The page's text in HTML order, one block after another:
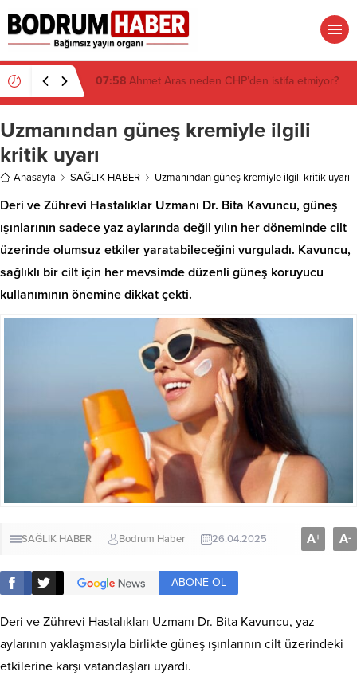
07:26 Muğla’da 2 Milyon 280 Bin TL’lik Akü
Hırsızlığı Zanlısı Yakalandı
Uzmanından güneş kremiyle ilgili
kritik uyarı
Anasayfa SAĞLIK HABER Uzmanından güneş kremiyle ilgili kritik uyarı
Deri ve Zührevi Hastalıklar Uzmanı Dr. Bita Kavuncu, güneş
ışınlarının sadece yaz aylarında değil yılın her döneminde cilt
üzerinde olumsuz etkiler yaratabileceğini vurguladı. Kavuncu,
sağlıklı bir cilt için her mevsimde düzenli güneş koruyucu
kullanımının önemine dikkat çekti.
SAĞLIK HABER Bodrum Haber 26.04.2025 A+ A-
ABONE OL
Deri ve Zührevi Hastalıkları Uzmanı Dr. Bita Kavuncu, yaz
aylarının yaklaşmasıyla birlikte güneş ışınlarının cilt üzerindeki
etkilerine karşı vatandaşları uyardı.